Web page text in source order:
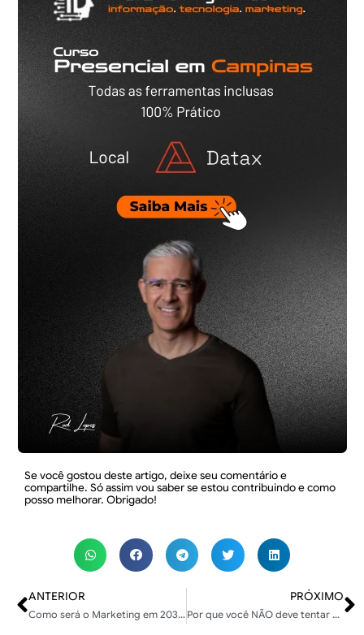
Se você gostou deste artigo, deixe seu comentário e
compartilhe. Só assim vou saber se estou contribuindo e como
posso melhorar. Obrigado!
ANTERIOR
Como será o Marketing em 2030: Tendências e Impacto da IA
PRÓXIMO
Por que você NÃO deve tentar controlar tanto o texto âncora ao fazer link building